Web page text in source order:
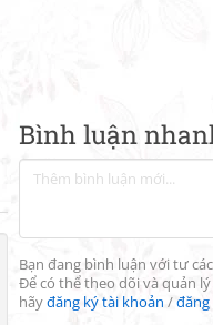
Bình luận
Bạn đang bình luận với tư
Để có thể theo dõi và quản
hãyđăng ký tài khoản /